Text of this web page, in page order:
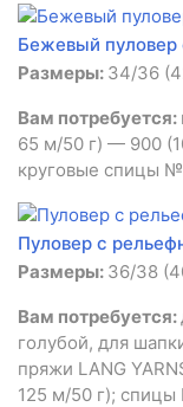
Бежевый
Размеры: 34/36
Вам потребуется:
65 м/50 г) — 900
круговые спицы
Пуловер с
Размеры: 36/38
Вам потребуется:
голубой, для
пряжи LANG
125 м/50 г);